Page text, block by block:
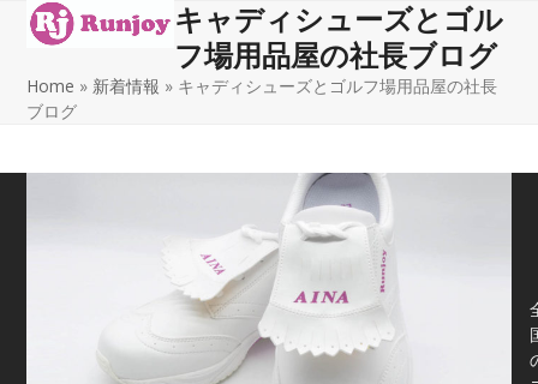
Open
mobile
menu
Close
mobile
menu
キャディシューズとゴル
フ場用品屋の社長ブログ
Home » 新着情報 » キャディシューズとゴルフ場用品屋の社長
ブログ